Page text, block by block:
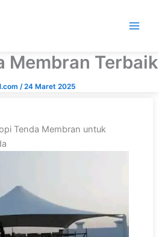
Membran Terbaik
/24 Maret 2025
Tenda Membran untuk